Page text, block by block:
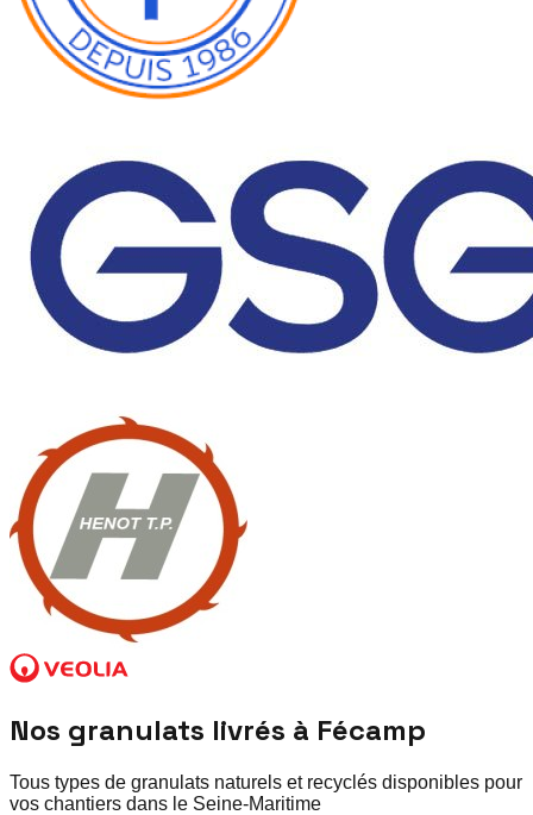
Nos granulats livrés à Fécamp
Tous types de granulats naturels et recyclés disponibles pour
vos chantiers dans le Seine-Maritime